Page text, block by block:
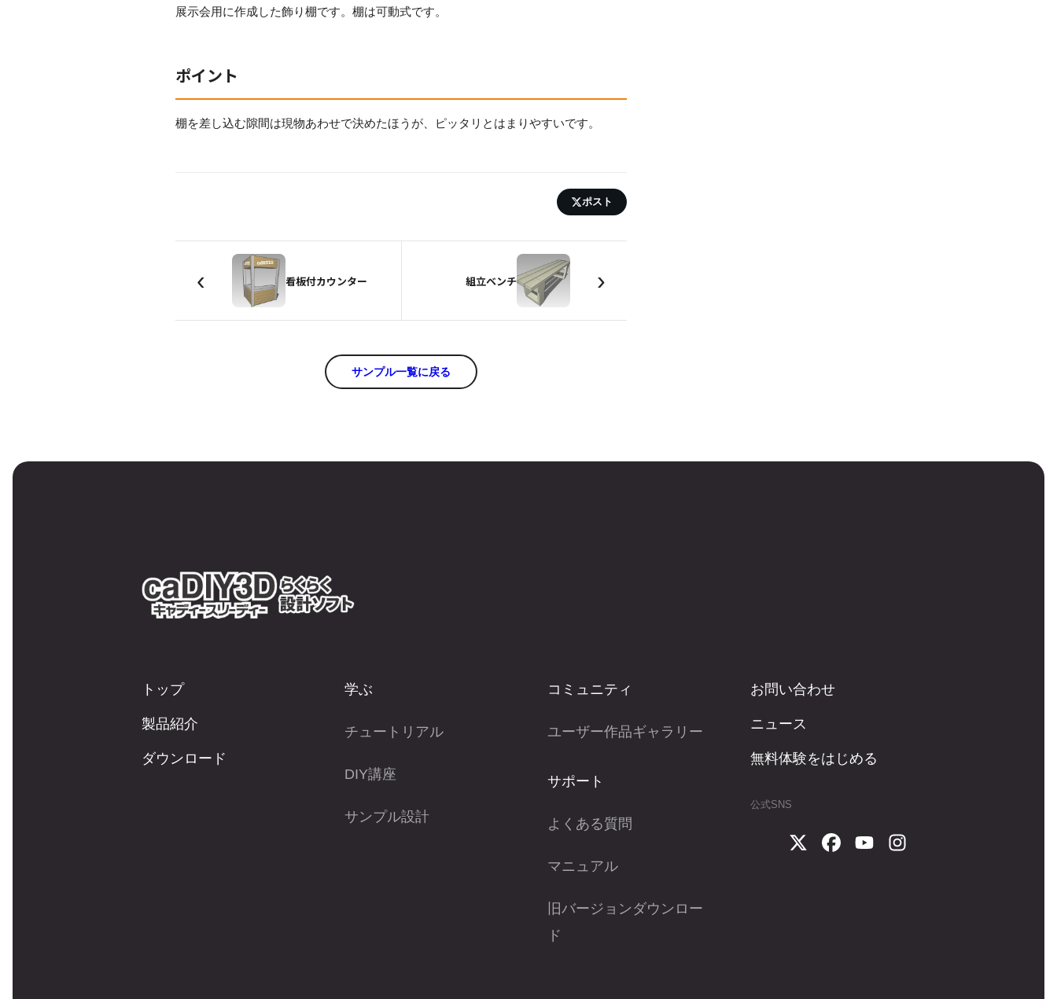
展示会用に作成した飾り棚です。棚は可動式です。
ポイント
棚を差し込む隙間は現物あわせで決めたほうが、ピッタリとはまりやすいです。
ポスト
‹ 看板付カウンター 組立ベンチ ›
サンプル一覧に戻る
トップ
製品紹介
ダウンロード
学ぶ
チュートリアル
DIY講座
サンプル設計
コミュニティ
ユーザー作品ギャラリー
サポート
よくある質問
マニュアル
旧バージョンダウンロー
ド
お問い合わせ
ニュース
無料体験をはじめる
公式SNS